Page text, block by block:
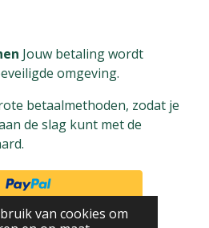
van cookies om
Jouw betaling wordt
omgeving.
betaalmethoden, zodat je
de slag kunt met de